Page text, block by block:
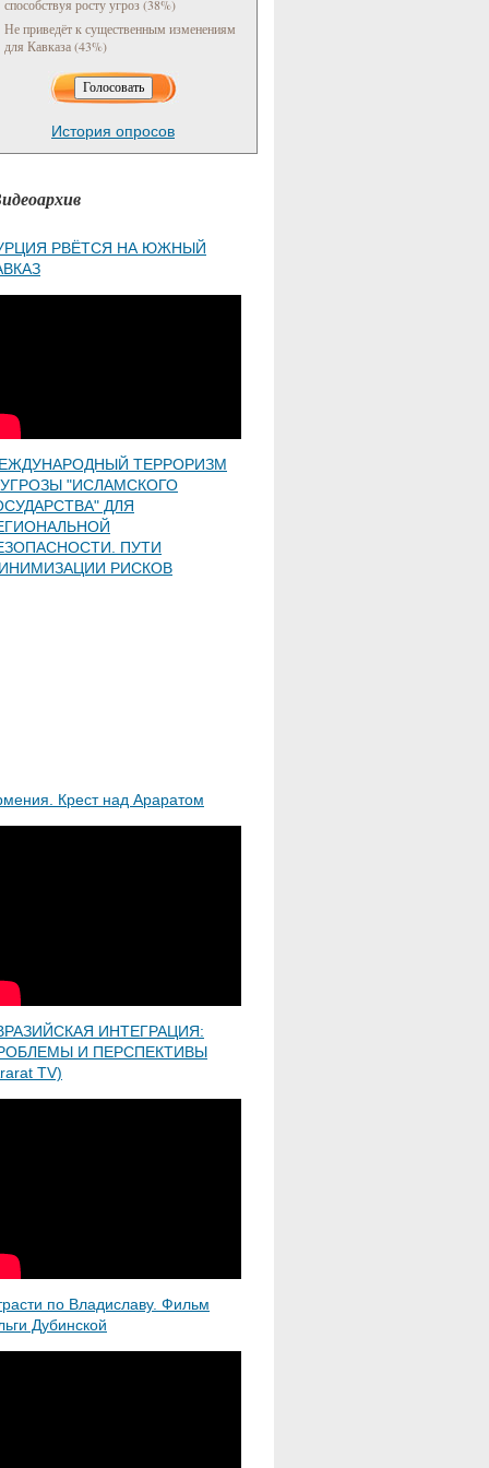
способствуя росту угроз (38%)
Не приведёт к существенным изменениям
для Кавказа (43%)
История опросов
РВЁТСЯ НА ЮЖНЫЙ
ТЕРРОРИЗМ
"ИСЛАМСКОГО
ДЛЯ
ПУТИ
РИСКОВ
Крест над Араратом
ИНТЕГРАЦИЯ:
И ПЕРСПЕКТИВЫ
TV)
по Владиславу. Фильм
Дубинской